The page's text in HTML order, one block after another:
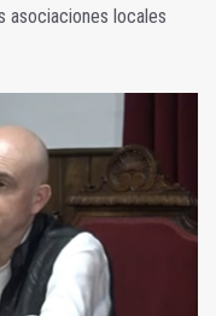
asociaciones locales